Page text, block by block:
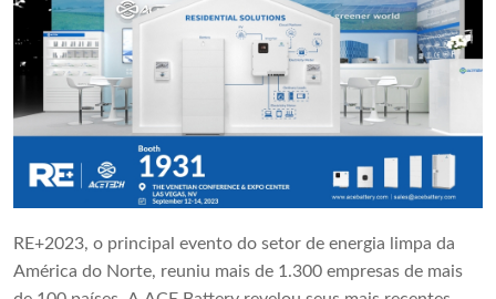
RE+2023, o principal evento do setor de energia limpa da
América do Norte, reuniu mais de 1.300 empresas de mais